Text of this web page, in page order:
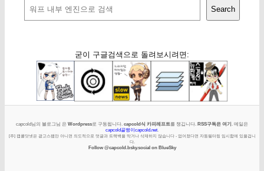
Search
굳이 구글검색으로 돌려보시려면:
capcold님의 블로그님 은 Wordpress로 구동됩니다. capcold식 카피레프트를 챙깁니다. RSS구독은 여기. 메일은
capcold골뱅이capcold.net.
[주] 캡콜닷넷은 광고스팸만 아니면 의도적으로 덧글과 트랙백을 막거나 삭제하지 않습니다 - 없어졌다면 자동필터링 임시함에 있을겁니
다.
Follow @capcold.bsky.social on BlueSky